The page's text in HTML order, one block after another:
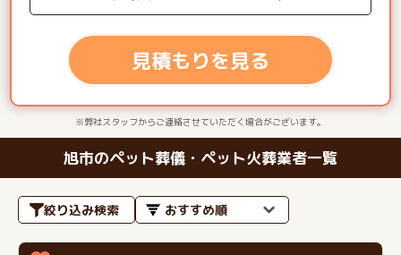
見積もりを見る
※弊社スタッフからご連絡させていただく場合がございます。
旭市のペット葬儀・ペット火葬業者一覧
絞り込み検索